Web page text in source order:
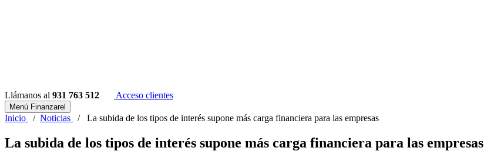
Llámanos al 931 763 512 Acceso clientes
Menú Finanzarel
Inicio / Noticias / La subida de los tipos de interés supone más carga financiera para las empresas
La subida de los tipos de interés supone más carga financiera para las empresas